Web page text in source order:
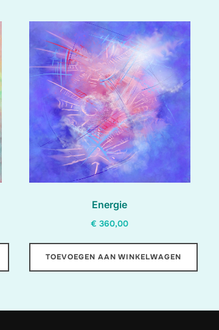
Energie
€ 360,00
TOEVOEGEN AAN WINKELWAGEN